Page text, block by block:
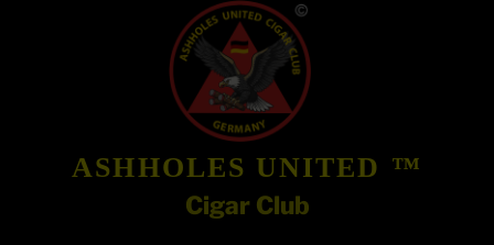
ASHHOLES UNITED ™
Cigar Club